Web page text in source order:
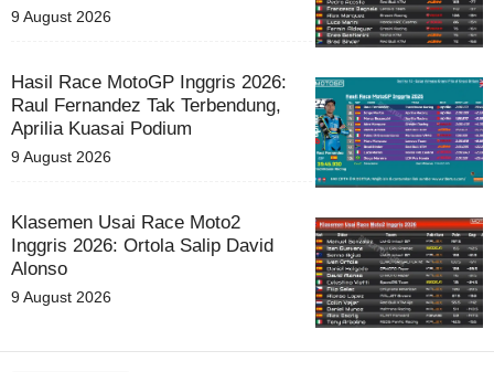
9 August 2026
Hasil Race MotoGP Inggris 2026:
Raul Fernandez Tak Terbendung,
Aprilia Kuasai Podium
9 August 2026
Klasemen Usai Race Moto2
Inggris 2026: Ortola Salip David
Alonso
9 August 2026